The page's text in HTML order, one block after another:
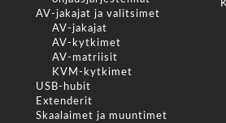
AV-jakajat ja valitsimet
AV-jakajat
AV-kytkimet
AV-matriisit
KVM-kytkimet
USB-hubit
Extenderit
Skaalaimet ja muuntimet